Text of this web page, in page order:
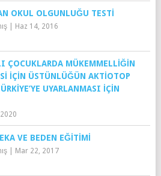
OKUL OLGUNLUĞU TESTI
| Haz 14, 2016
ÇOCUKLARDA MÜKEMMELLIĞIN
İÇIN ÜSTÜNLÜĞÜN AKTIOTOP
UYARLANMASI IÇIN
VE BEDEN EĞITIMI
| Mar 22, 2017